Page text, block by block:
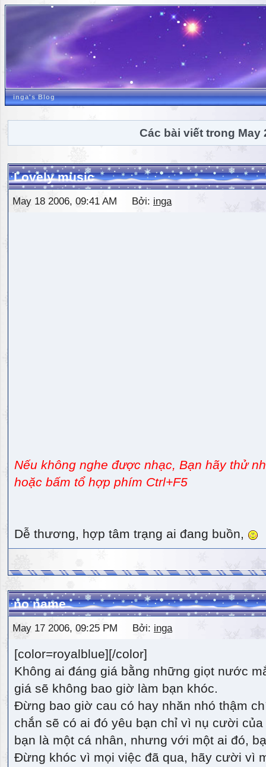
inga's Blog
Các bài viết trong May
Lovely music
May 18 2006, 09:41 AM Bởi: inga
Nếu không nghe được nhạc, Bạn hãy thử
hoặc bấm tổ hợp phím Ctrl+F5
Dễ thương, hợp tâm trạng ai đang buồn,
no name
May 17 2006, 09:25 PM Bởi: inga
[color=royalblue][/color]
Không ai đáng giá bằng những giọt nước
giá sẽ không bao giờ làm bạn khóc.
Đừng bao giờ cau có hay nhăn nhó thậm
chắn sẽ có ai đó yêu bạn chỉ vì nụ cười
bạn là một cá nhân, nhưng với một ai đó,
Đừng khóc vì mọi việc đã qua, hãy cười vì